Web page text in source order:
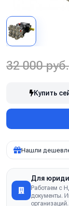
32 000 руб.
Купить
Нашли
Для
Работаем с
документы.